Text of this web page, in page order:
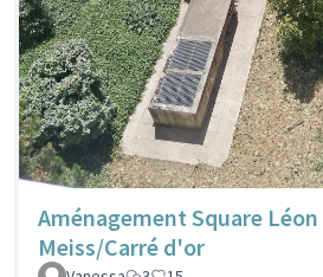
Aménagement Square Léon
Meiss/Carré d'or